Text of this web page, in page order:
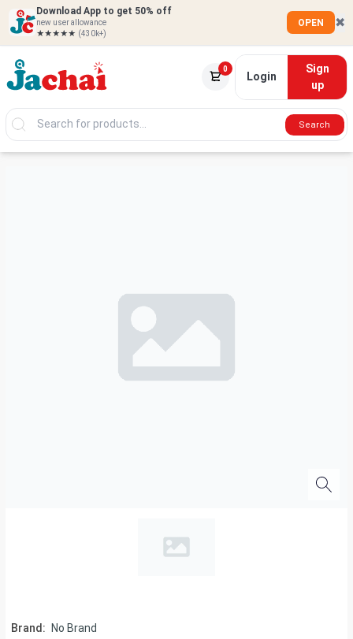
Download App to get 50% off
new user allowance
★★★★★ (430k+)
OPEN ✖
0
Login
Sign
up
Search
Brand:
No Brand